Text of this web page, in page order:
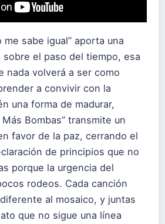
me sabe igual” aporta una
sobre el paso del tiempo, esa
nada volverá a ser como
a convivir con la
una forma de madurar,
Bombas” transmite un
favor de la paz, cerrando el
de principios que no
porque la urgencia del
rodeos. Cada canción
al mosaico, y juntas
que no sigue una línea